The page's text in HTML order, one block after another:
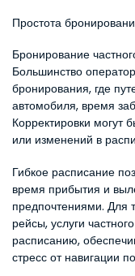
Простота
Бронирование
Большинство
бронирования, где
автомобиля, время
Корректировки могут
или изменений в
Гибкое расписание
время прибытия и
предпочтениями. Для
рейсы, услуги
расписанию,
стресс от навигации